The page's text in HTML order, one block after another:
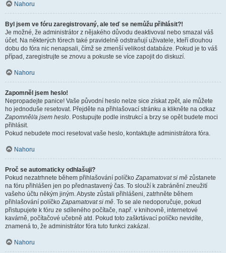
Nahoru
Byl jsem ve fóru zaregistrovaný, ale teď se nemůžu přihlásit?!
Je možné, že administrátor z nějakého důvodu deaktivoval nebo smazal váš
účet. Na některých fórech také pravidelně odstraňují uživatele, kteří dlouhou
dobu do fóra nic nenapsali, čímž se zmenší velikost databáze. Pokud je to váš
případ, zaregistrujte se znovu a pokuste se více zapojit do diskuzí.
Nahoru
Zapomněl jsem heslo!
Nepropadejte panice! Vaše původní heslo nelze sice získat zpět, ale můžete
ho jednoduše resetovat. Přejděte na přihlašovací stránku a klikněte na odkaz
Zapomněl/a jsem heslo. Postupujte podle instrukcí a brzy se opět budete moci
přihlásit.
Pokud nebudete moci resetovat vaše heslo, kontaktujte administrátora fóra.
Nahoru
Proč se automaticky odhlašuji?
Pokud nezatrhnete během přihlašování políčkoZapamatovat si mě zůstanete
na fóru přihlášen jen po přednastavený čas. To slouží k zabránění zneužití
vašeho účtu někým jiným. Abyste zůstali přihlášeni, zatrhněte během
přihlašování políčkoZapamatovat si mě. To se ale nedoporučuje, pokud
přistupujete k fóru ze sdíleného počítače, např. v knihovně, internetové
kavárně, počítačové učebně atd. Pokud toto zaškrtávací políčko nevidíte,
znamená to, že administrátor fóra tuto funkci zakázal.
Nahoru